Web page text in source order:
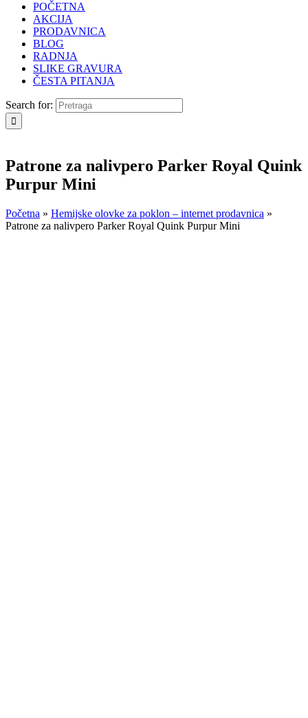
POČETNA
AKCIJA
PRODAVNICA
BLOG
RADNJA
SLIKE GRAVURA
ČESTA PITANJA
Search for:
Patrone za nalivpero Parker Royal Quink
Purpur Mini
Početna » Hemijske olovke za poklon – internet prodavnica »
Patrone za nalivpero Parker Royal Quink Purpur Mini